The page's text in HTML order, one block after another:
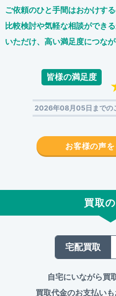
ご依頼のひと手間はおかけする
比較検討や気軽な相談ができる
いただけ、高い満足度につなが
皆様の満足度
2026年08月05日までの
お客様の声
買取
宅配買取
自宅にいながら買
買取代金のお支払いも